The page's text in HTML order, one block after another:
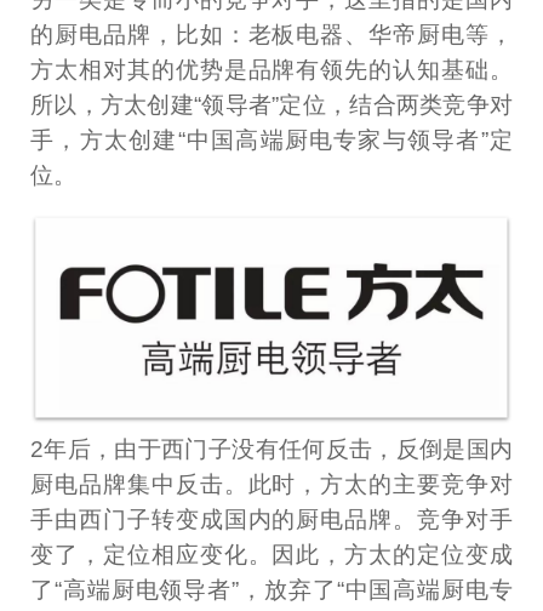
的厨电品牌，比如：老板电器、华帝厨电等，
方太相对其的优势是品牌有领先的认知基础。
所以，方太创建“领导者”定位，结合两类竞争对
手，方太创建“中国高端厨电专家与领导者”定
位。
2年后，由于西门子没有任何反击，反倒是国内
厨电品牌集中反击。此时，方太的主要竞争对
手由西门子转变成国内的厨电品牌。竞争对手
变了，定位相应变化。因此，方太的定位变成
了“高端厨电领导者”，放弃了“中国高端厨电专